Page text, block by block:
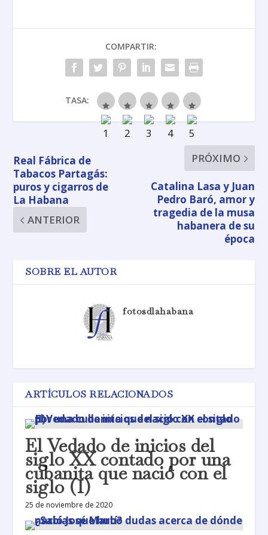
COMPARTIR:
TASA:
Real Fábrica de
Tabacos Partagás:
puros y cigarros de
La Habana
ANTERIOR
PRÓXIMO
Catalina Lasa y Juan
Pedro Baró, amor y
tragedia de la musa
habanera de su
época
SOBRE EL AUTOR
fotosdlahabana
ARTÍCULOS RELACIONADOS
El Vedado de inicios del
siglo XX contado por una
cubanita que nació con el
siglo (I)
25 de noviembre de 2020